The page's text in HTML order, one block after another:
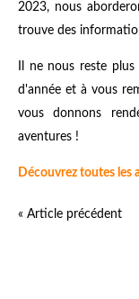
2023, nous
trouve des
Il ne nous reste
d'année et à vous
vous donnons
aventures !
Découvrez toutes les
« Article précédent